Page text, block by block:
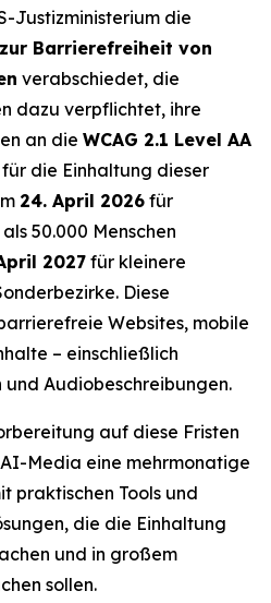
Justizministerium die
Barrierefreiheit von
verabschiedet, die
dazu verpflichtet, ihre
an die WCAG 2.1 Level AA
die Einhaltung dieser
24. April 2026 für
50.000 Menschen
2027für kleinere
Diese
Websites, mobile
– einschließlich
Audiobeschreibungen.
auf diese Fristen
Media eine mehrmonatige
praktischen Tools und
die die Einhaltung
und in großem
sollen.